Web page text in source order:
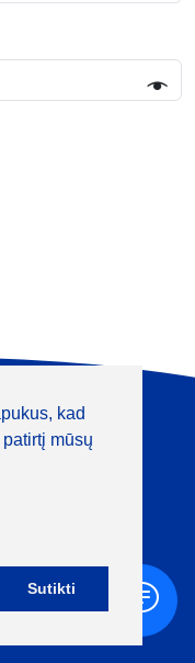
Produktai
kad
mūsų
Sutikti